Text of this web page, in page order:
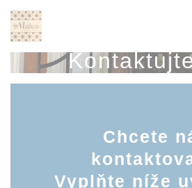
Panel pro správu cookies
Chcete
Vyplňte níže